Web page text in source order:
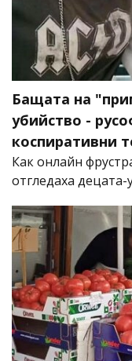
Бащата на
убийство -
коспиративни
Как онлайн
отгледаха